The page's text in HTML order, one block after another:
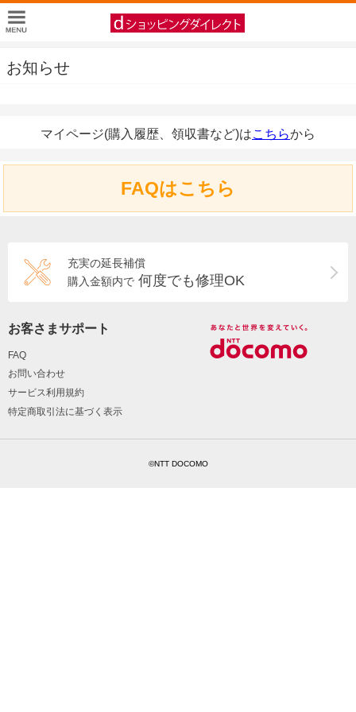
お知らせ
マイページ(購入履歴、領収書など)はこちらから
FAQはこちら
充実の延長補償
購入金額内で 何度でも修理OK
お客さまサポート
FAQ
お問い合わせ
サービス利用規約
特定商取引法に基づく表示
©NTT DOCOMO